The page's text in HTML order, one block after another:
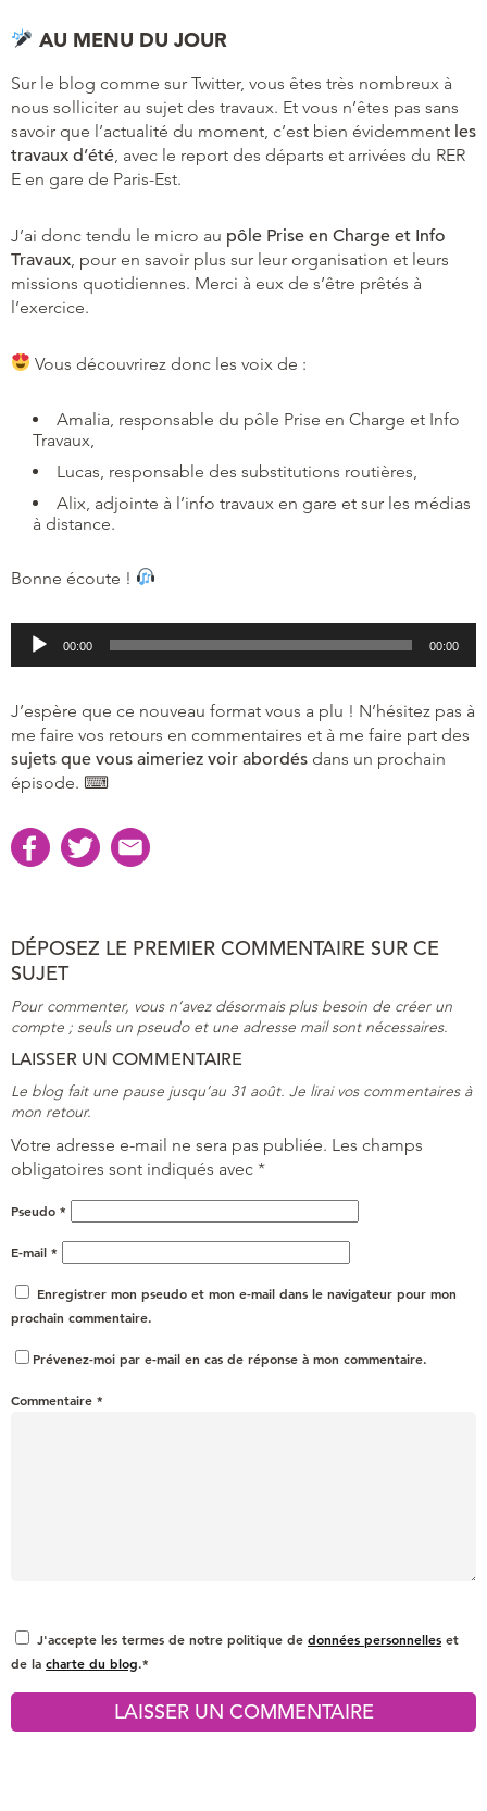
AU MENU DU JOUR
Sur le blog comme sur Twitter, vous êtes très nombreux à
nous solliciter au sujet des travaux. Et vous n’êtes pas sans
savoir que l’actualité du moment, c’est bien évidemment les
travaux d’été , avec le report des départs et arrivées du RER
E en gare de Paris-Est.
J’ai donc tendu le micro au pôle Prise en Charge et Info
Travaux , pour en savoir plus sur leur organisation et leurs
missions quotidiennes. Merci à eux de s’être prêtés à
l’exercice.
Vous découvrirez donc les voix de :
Amalia, responsable du pôle Prise en Charge et Info
Travaux,
Lucas, responsable des substitutions routières,
Alix, adjointe à l’info travaux en gare et sur les médias
à distance.
Bonne écoute !
00:00 00:00
J’espère que ce nouveau format vous a plu ! N’hésitez pas à
me faire vos retours en commentaires et à me faire part des
sujets que vous aimeriez voir abordés dans un prochain
épisode. ⌨
DÉPOSEZ LE PREMIER COMMENTAIRE SUR CE
SUJET
Pour commenter, vous n’avez désormais plus besoin de créer un
compte ; seuls un pseudo et une adresse mail sont nécessaires.
LAISSER UN COMMENTAIRE
Le blog fait une pause jusqu’au 31 août. Je lirai vos commentaires à
mon retour.
Votre adresse e-mail ne sera pas publiée. Les champs
obligatoires sont indiqués avec *
Pseudo *
E-mail *
Enregistrer mon pseudo et mon e-mail dans le navigateur pour mon
prochain commentaire.
Prévenez-moi par e-mail en cas de réponse à mon commentaire.
Commentaire *
J'accepte les termes de notre politique de données personnelles et
de la charte du blog.*